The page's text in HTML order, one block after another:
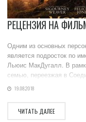
РЕЦЕНЗИЯ НА
Одним из основных
является подросток по
Льюис МакДугалл. В
семью, переезжая в
19.08.2018
ЧИТАТЬ ДАЛЕЕ